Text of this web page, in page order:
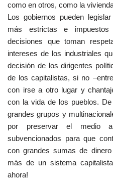
como en otros, como la
Los gobiernos pueden
más estrictas e
decisiones que toman
intereses de los industriales
decisión de los dirigentes
de los capitalistas, si no
con irse a otro lugar y
con la vida de los pueblos.
grandes grupos y
por preservar el medio
subvencionados para que
con grandes sumas de
más de un sistema
ahora!